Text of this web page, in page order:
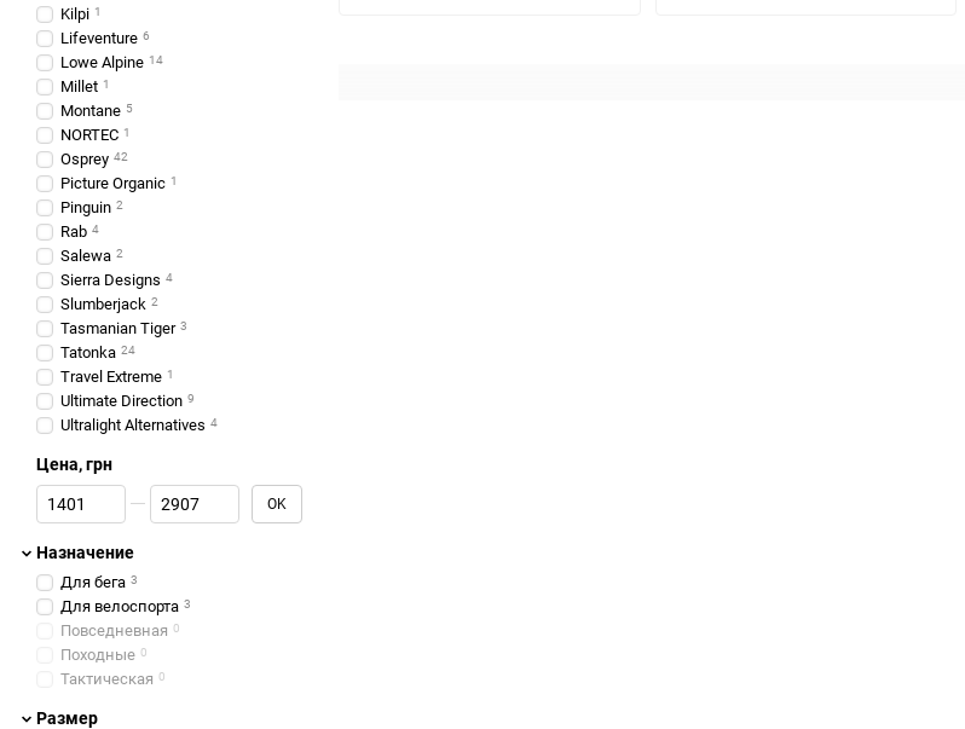
Kilpi 1
Lifeventure 6
Lowe Alpine 14
Millet 1
Montane 5
NORTEC 1
Osprey 42
Picture Organic 1
Pinguin 2
Rab 4
Salewa 2
Sierra Designs 4
Slumberjack 2
Tasmanian Tiger 3
Tatonka 24
Travel Extreme 1
Ultimate Direction 9
Ultralight Alternatives 4
Цена, грн
От Цена, грн
До Цена, грн OK
Назначение
Для бега 3
Для велоспорта 3
Повседневная 0
Походные 0
Тактическая 0
Размер